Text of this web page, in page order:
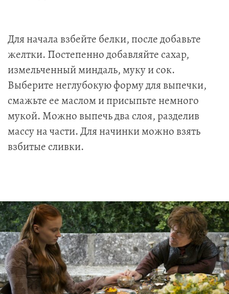
Для начала взбейте белки, после добавьте
желтки. Постепенно добавляйте сахар,
измельченный миндаль, муку и сок.
Выберите неглубокую форму для выпечки,
смажьте ее маслом и присыпьте немного
мукой. Можно выпечь два слоя, разделив
массу на части. Для начинки можно взять
взбитые сливки.